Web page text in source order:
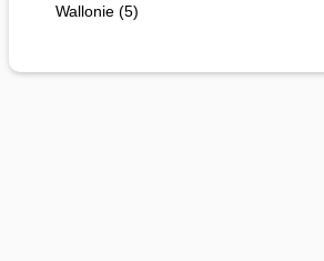
Wallonie (5)